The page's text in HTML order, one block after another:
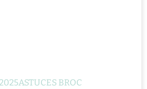
ASTUCES BROC